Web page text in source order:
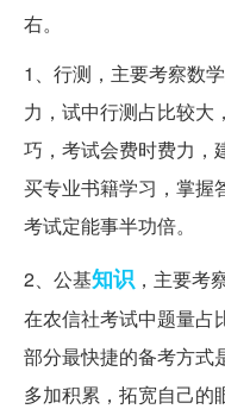
右。
1、行测，主要考察数
力，试中行测占比较大
巧，考试会费时费力，
买专业书籍学习，掌握
考试定能事半功倍。
2、公基知识 ，主要考
在农信社考试中题量占
部分最快捷的备考方式
多加积累，拓宽自己的